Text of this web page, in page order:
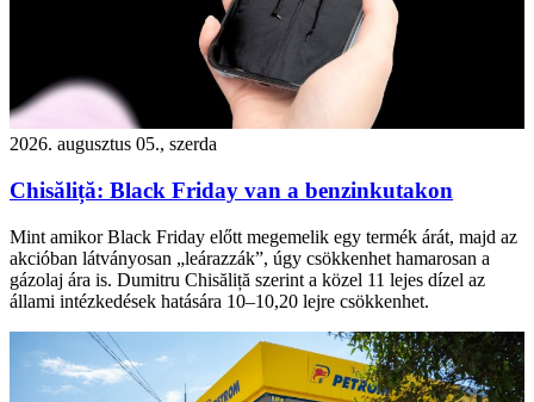
2026. augusztus 05., szerda
Chisăliță: Black Friday van a benzinkutakon
Mint amikor Black Friday előtt megemelik egy termék árát, majd az
akcióban látványosan „leárazzák”, úgy csökkenhet hamarosan a
gázolaj ára is. Dumitru Chisăliță szerint a közel 11 lejes dízel az
állami intézkedések hatására 10–10,20 lejre csökkenhet.